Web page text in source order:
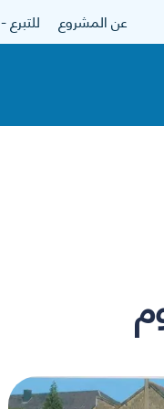
عن المشروع للتبرع - donate